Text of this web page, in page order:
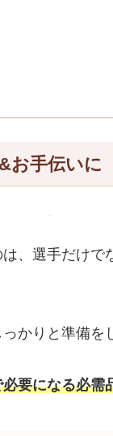
手伝いに
、選手だけで
かりと準備を
要になる必需